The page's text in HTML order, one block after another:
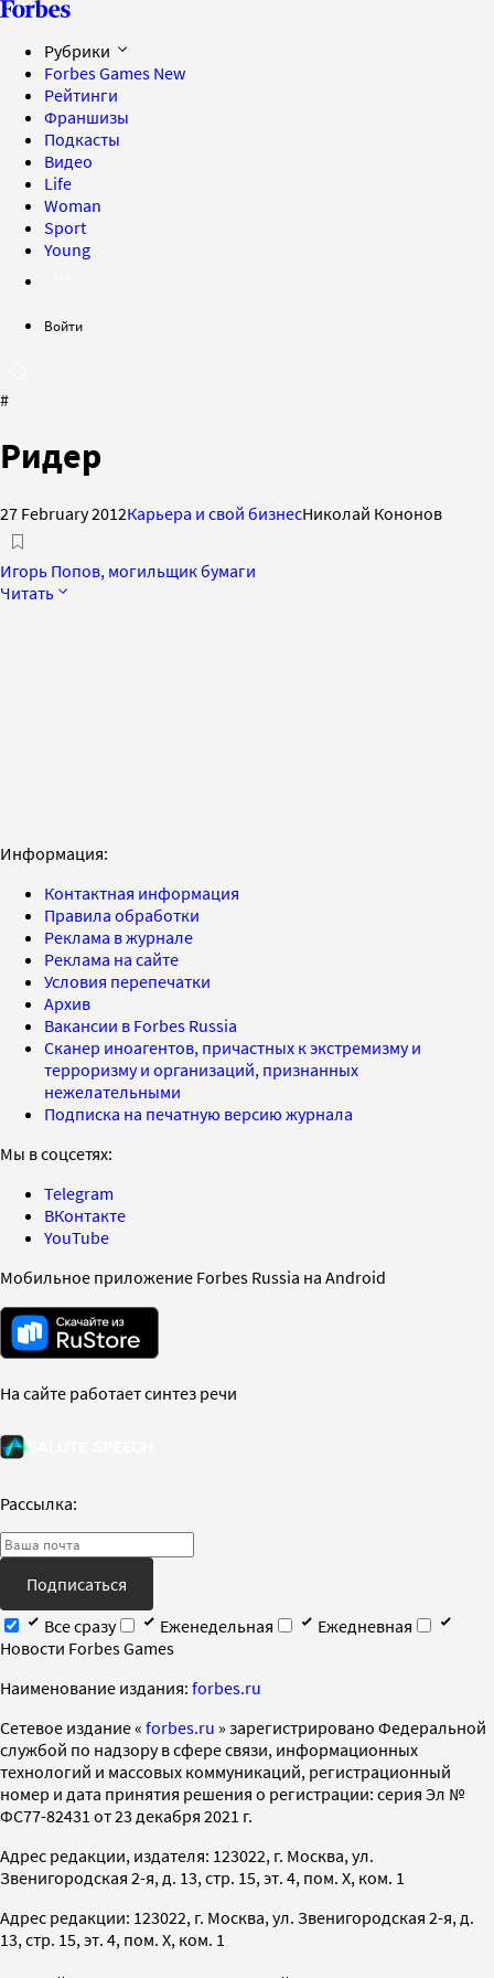
Рубрики
Forbes Games New
Рейтинги
Франшизы
Подкасты
Видео
Life
Woman
Sport
Young
Войти
#
Ридер
27 February 2012Карьера и свой бизнесНиколай Кононов
Игорь Попов, могильщик бумаги
Читать
Информация:
Контактная информация
Правила обработки
Реклама в журнале
Реклама на сайте
Условия перепечатки
Архив
Вакансии в Forbes Russia
Сканер иноагентов, причастных к экстремизму и
терроризму и организаций, признанных
нежелательными
Подписка на печатную версию журнала
Мы в соцсетях:
Telegram
ВКонтакте
YouTube
Мобильное приложение Forbes Russia на Android
На сайте работает синтез речи
Рассылка:
Подписаться
Все сразу
Еженедельная
Ежедневная
Новости Forbes Games
Наименование издания: forbes.ru
Cетевое издание « forbes.ru » зарегистрировано Федеральной
службой по надзору в сфере связи, информационных
технологий и массовых коммуникаций, регистрационный
номер и дата принятия решения о регистрации: серия Эл №
ФС77-82431 от 23 декабря 2021 г.
Адрес редакции, издателя: 123022, г. Москва, ул.
Звенигородская 2-я, д. 13, стр. 15, эт. 4, пом. X, ком. 1
Адрес редакции: 123022, г. Москва, ул. Звенигородская 2-я, д.
13, стр. 15, эт. 4, пом. X, ком. 1